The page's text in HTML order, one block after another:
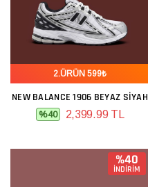
2.ÜRÜN 599₺
NEW BALANCE 1906 BEYAZ SIYAH
%40 2,399.99 TL
%40
İNDİRİM